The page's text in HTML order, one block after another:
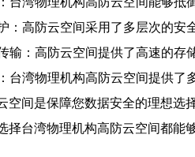
：高防云空间采用了多层次的安
输：高防云空间提供了高速的存
台湾物理机构高防云空间提供了
空间是保障您数据安全的理想
择台湾物理机构高防云空间都能